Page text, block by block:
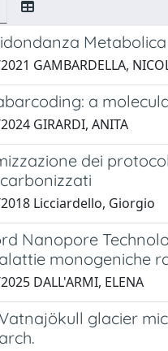
GAMBARDELLA,
a
GIRARDI, ANITA
dei
Licciardello, Giorgio
Nanopore
monogeniche
DALL'ARMI, ELENA
glacier